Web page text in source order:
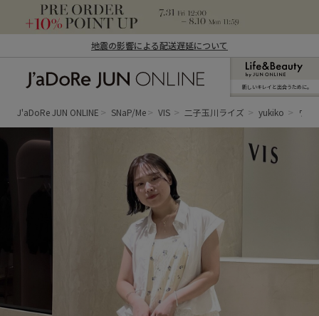
地震の影響による配送遅延について
ン オンライン）
新しいキレイと出合うために。
J'aDoRe JUN ONLINE SNaP/Me VIS 二子玉川ライズ yukiko ワン